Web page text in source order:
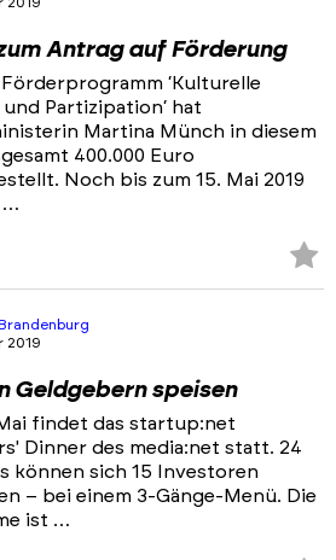
Antrag auf Förderung
Förderprogramm ‘Kulturelle
Partizipation‘ hat
Martina Münch in diesem
400.000 Euro
Noch bis zum 15. Mai 2019
…
2019
Geldgebern speisen
findet das startup:net
Dinner des media:net statt. 24
können sich 15 Investoren
– bei einem 3-Gänge-Menü. Die
ist …